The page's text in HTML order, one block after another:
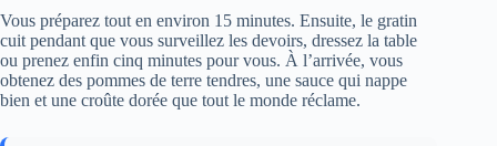
Vous préparez tout en environ 15 minutes. Ensuite, le gratin
cuit pendant que vous surveillez les devoirs, dressez la table
ou prenez enfin cinq minutes pour vous. À l’arrivée, vous
obtenez des pommes de terre tendres, une sauce qui nappe
bien et une croûte dorée que tout le monde réclame.